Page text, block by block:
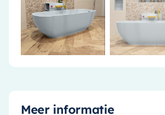
Meer informatie